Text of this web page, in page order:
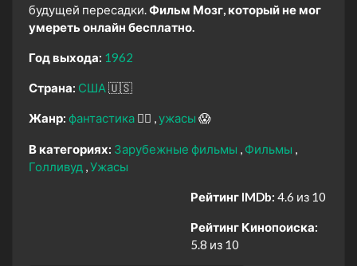
будущей пересадки.Фильм Мозг, который не мог
умереть онлайн бесплатно.
Год выхода: 1962
Страна: США🇺🇸
Жанр: фантастика 🧙‍♀️ ужасы 😱
В категориях: Зарубежные фильмы
Фильмы
Голливуд Ужасы
Рейтинг IMDb: 4.6 из 10
Рейтинг Кинопоиска:
5.8 из 10